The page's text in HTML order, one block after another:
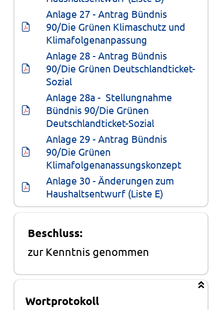
Anlage 27 - Antrag Bündnis
90/Die Grünen Klimaschutz und
Klimafolgenanpassung
Anlage 28 - Antrag Bündnis
90/Die Grünen Deutschlandticket-
Sozial
Anlage 28a -  Stellungnahme
Bündnis 90/Die Grünen
Deutschlandticket-Sozial
Anlage 29 - Antrag Bündnis
90/Die Grünen
Klimafolgenanassungskonzept
Anlage 30 - Änderungen zum
Haushaltsentwurf (Liste E)
Beschluss:
zur Kenntnis genommen
Wortprotokoll